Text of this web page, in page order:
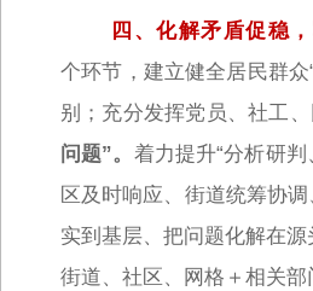
四、化解矛盾促稳
个环节，建立健全居民群
别；充分发挥党员、社工
问题”。 着力提升“分析研
区及时响应、街道统筹协
实到基层、把问题化解在源
街道、社区、网格＋相关